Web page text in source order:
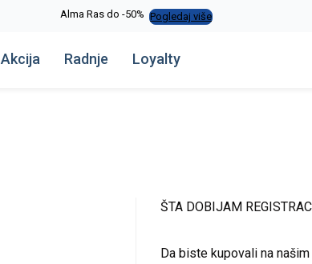
Alma Ras do -50% Pogledaj više
Akcija Radnje Loyalty
ŠTA DOBIJAM
Da biste kupovali na